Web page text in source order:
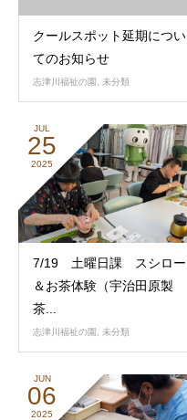
クールスポット延期につい
てのお知らせ
志津川福祉の園 未分類
JUL
25
2025
7/19 土曜日課 スシロー
＆お茶体験（宇治田原製
茶...
志津川福祉の園 未分類
JUN
06
2025